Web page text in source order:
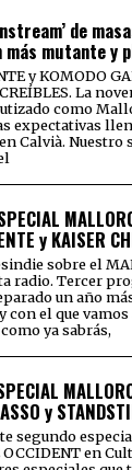
de
más mutante y
y KOMODO
La
como
expectativas
Calvià.
y KAISER
sobre el
radio. Tercer
un año
el que vamos
ya sabrás,
y
segundo
en